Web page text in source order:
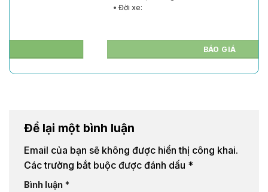
Để lại một bình luận
Email của bạn sẽ không được hiển thị công khai.
Các trường bắt buộc được đánh dấu *
Bình luận *